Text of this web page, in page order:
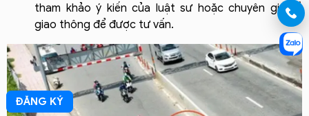
tham khảo ý kiến của luật sư hoặc chuyên gia về
giao thông để được tư vấn.
ĐĂNG KÝ